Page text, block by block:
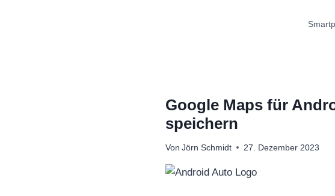
Google Maps für
speichern
Von Jörn Schmidt 27. Dezember 2023